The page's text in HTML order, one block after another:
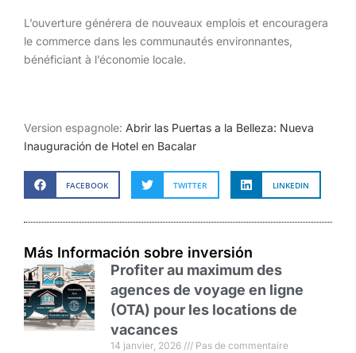
L’ouverture générera de nouveaux emplois et encouragera
le commerce dans les communautés environnantes,
bénéficiant à l’économie locale.
Version espagnole: Abrir las Puertas a la Belleza: Nueva
Inauguración de Hotel en Bacalar
FACEBOOK TWITTER LINKEDIN
Más Información sobre inversión
Profiter au maximum des
agences de voyage en ligne
(OTA) pour les locations de
vacances
14 janvier, 2026 Pas de commentaire